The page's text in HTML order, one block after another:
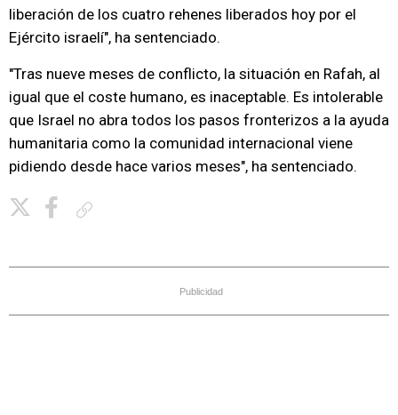
liberación de los cuatro rehenes liberados hoy por el
Ejército israelí", ha sentenciado.
"Tras nueve meses de conflicto, la situación en Rafah, al
igual que el coste humano, es inaceptable. Es intolerable
que Israel no abra todos los pasos fronterizos a la ayuda
humanitaria como la comunidad internacional viene
pidiendo desde hace varios meses", ha sentenciado.
Publicidad